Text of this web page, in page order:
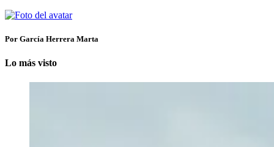
Por García Herrera Marta
Lo más visto